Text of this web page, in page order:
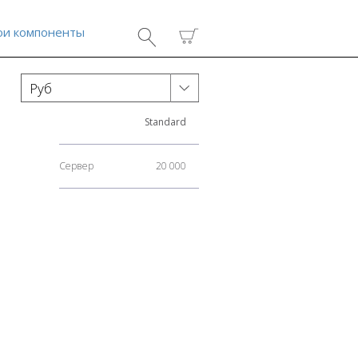
компоненты
Standard
Сервер 20 000